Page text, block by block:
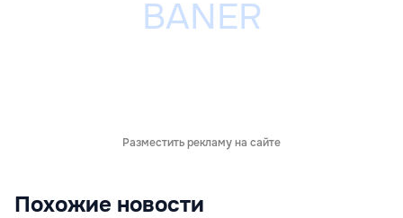
Разместить рекламу на сайте
Похожие новости